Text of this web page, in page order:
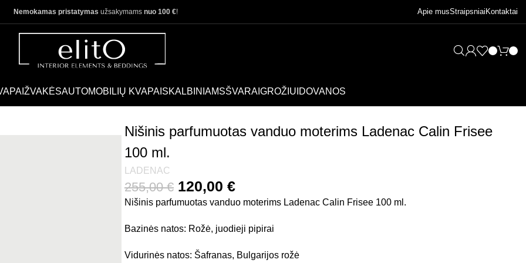
Nemokamas pristatymas užsakymams nuo 100 €! Apie musStraipsniai Kontaktai
ŽVAKĖSAUTOMOBILIŲ KVAPAI SKALBINIAMSŠVARAI GROŽIUI DOVANOS
Nišinis parfumuotas vanduo moterims Ladenac Calin Frisee
100 ml.
LADENAC
255,00€ 120,00 €
Nišinis parfumuotas vanduo moterims Ladenac Calin Frisee 100 ml.
Bazinės natos: Rožė, juodieji pipirai
Vidurinės natos: Šafranas, Bulgarijos rožė